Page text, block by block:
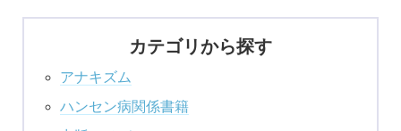
カテゴリから探す
アナキズム
ハンセン病関係書籍